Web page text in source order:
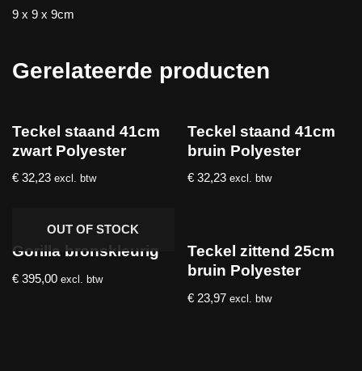
9 x 9 x 9cm
Gerelateerde producten
Teckel staand 41cm
zwart Polyester
€ 32,23 excl. btw
Teckel staand 41cm
bruin Polyester
€ 32,23 excl. btw
OUT OF STOCK
Gorilla bronskleurig
€ 395,00 excl. btw
Teckel zittend 25cm
bruin Polyester
€ 23,97 excl. btw